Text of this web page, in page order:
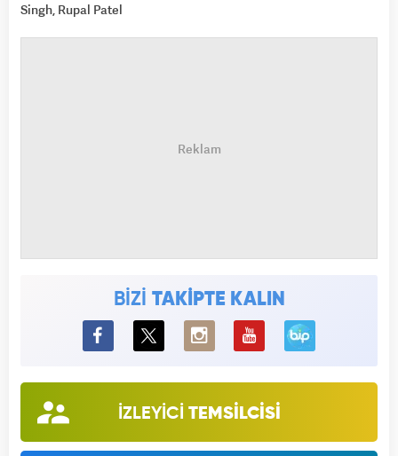
Singh, Rupal Patel
BİZİ TAKİPTE KALIN
BiP
İZLEYİCİ TEMSİLCİSİ